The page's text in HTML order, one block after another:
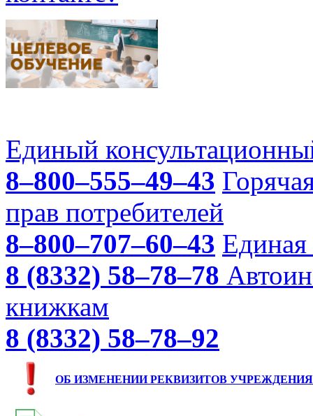
Единый
8–800–555–49–43
прав потребителей
8–800–707–60–43 Единая
8 (8332) 58–78–78
книжкам
8 (8332) 58–78–92
ОБ ИЗМЕНЕНИИ РЕКВИЗИТОВ УЧРЕЖДЕНИЯ